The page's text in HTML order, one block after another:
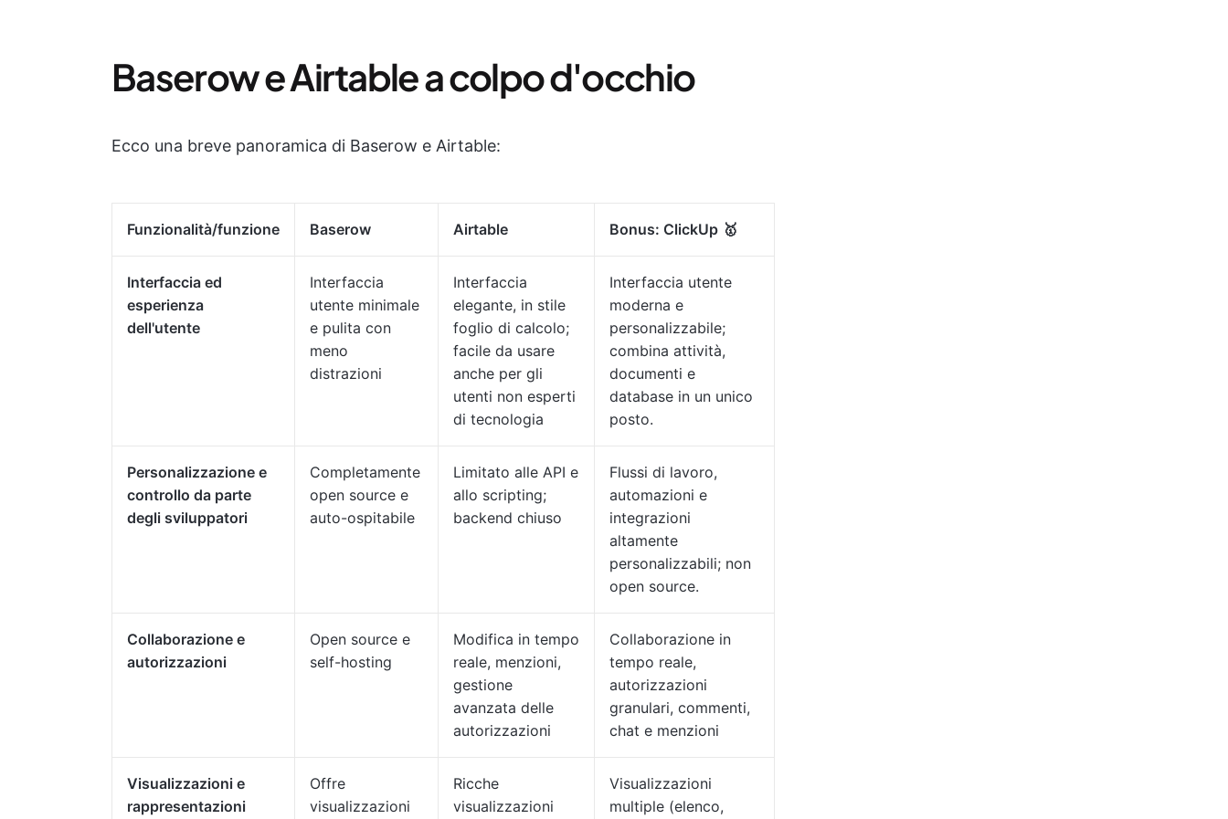
Baserow e Airtable a colpo d'occhio
Ecco una breve panoramica di Baserow e Airtable:
Funzionalità/funzione Baserow Airtable Bonus: ClickUp 🥇
Interfaccia ed
esperienza
dell'utente
Interfaccia
utente minimale
e pulita con
meno
distrazioni
Interfaccia
elegante, in stile
foglio di calcolo;
facile da usare
anche per gli
utenti non esperti
di tecnologia
Interfaccia utente
moderna e
personalizzabile;
combina attività,
documenti e
database in un unico
posto.
Personalizzazione e
controllo da parte
degli sviluppatori
Completamente
open source e
auto-ospitabile
Limitato alle API e
allo scripting;
backend chiuso
Flussi di lavoro,
automazioni e
integrazioni
altamente
personalizzabili; non
open source.
Collaborazione e
autorizzazioni
Open source e
self-hosting
Modifica in tempo
reale, menzioni,
gestione
avanzata delle
autorizzazioni
Collaborazione in
tempo reale,
autorizzazioni
granulari, commenti,
chat e menzioni
Visualizzazioni e
rappresentazioni
Offre
visualizzazioni
Ricche
visualizzazioni
Visualizzazioni
multiple (elenco,